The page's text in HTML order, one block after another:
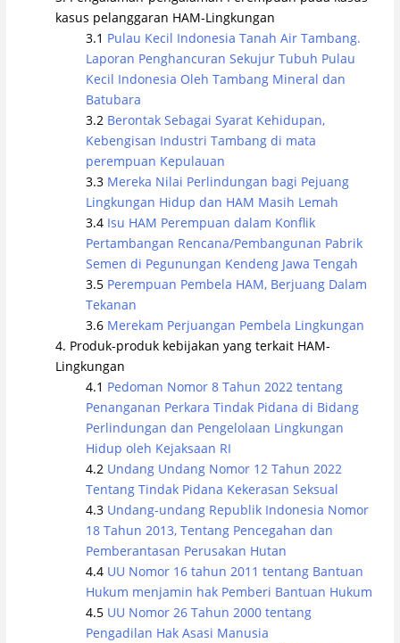
kasus pelanggaran HAM-Lingkungan
Pulau Kecil Indonesia Tanah Air Tambang.
Laporan Penghancuran Sekujur Tubuh Pulau
Kecil Indonesia Oleh Tambang Mineral dan
Batubara
Berontak Sebagai Syarat Kehidupan,
Kebengisan Industri Tambang di mata
perempuan Kepulauan
Mereka Nilai Perlindungan bagi Pejuang
Lingkungan Hidup dan HAM Masih Lemah
Isu HAM Perempuan dalam Konflik
Pertambangan Rencana/Pembangunan Pabrik
Semen di Pegunungan Kendeng Jawa Tengah
Perempuan Pembela HAM, Berjuang Dalam
Tekanan
Merekam Perjuangan Pembela Lingkungan
Produk-produk kebijakan yang terkait HAM-
Lingkungan
Pedoman Nomor 8 Tahun 2022 tentang
Penanganan Perkara Tindak Pidana di Bidang
Perlindungan dan Pengelolaan Lingkungan
Hidup oleh Kejaksaan RI
Undang Undang Nomor 12 Tahun 2022
Tentang Tindak Pidana Kekerasan Seksual
Undang-undang Republik Indonesia Nomor
18 Tahun 2013, Tentang Pencegahan dan
Pemberantasan Perusakan Hutan
UU Nomor 16 tahun 2011 tentang Bantuan
Hukum menjamin hak Pemberi Bantuan Hukum
UU Nomor 26 Tahun 2000 tentang
Pengadilan Hak Asasi Manusia